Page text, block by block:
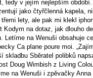
tedy v jejím nejlepším
jako čtyřčlenná kapela,
lety, ale pak mi klekl
Kodym na dotaz, jak dlouho
Letíme na Wenuši obsahuje
Ca plane poure moi.
skladbu Sběratel polibků
Doug Wimbish z Living
na Wenuši i zpěvačky